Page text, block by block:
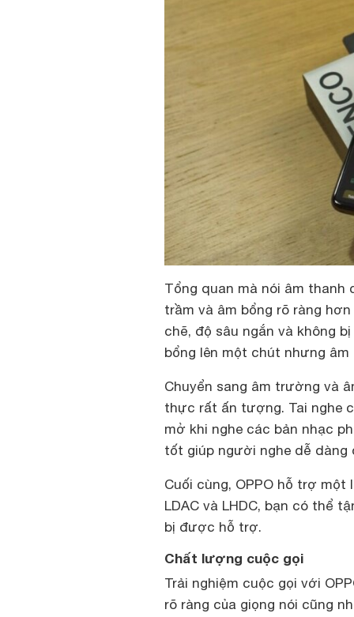
Tổng quan mà nói âm thanh
trầm và âm bổng rõ ràng
chẽ, độ sâu ngắn và không
bổng lên một chút nhưng
Chuyển sang âm trường và
thực rất ấn tượng. Tai nghe
mở khi nghe các bản nhạc
tốt giúp người nghe dễ
Cuối cùng, OPPO hỗ trợ một
LDAC và LHDC, bạn có thể
bị được hỗ trợ.
Chất lượng cuộc gọi
Trải nghiệm cuộc gọi với
rõ ràng của giọng nói cũng